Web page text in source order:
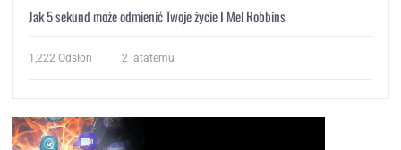
Jak 5 sekund może odmienić Twoje życie I Mel Robbins
1,222 Odsłon 2 latatemu